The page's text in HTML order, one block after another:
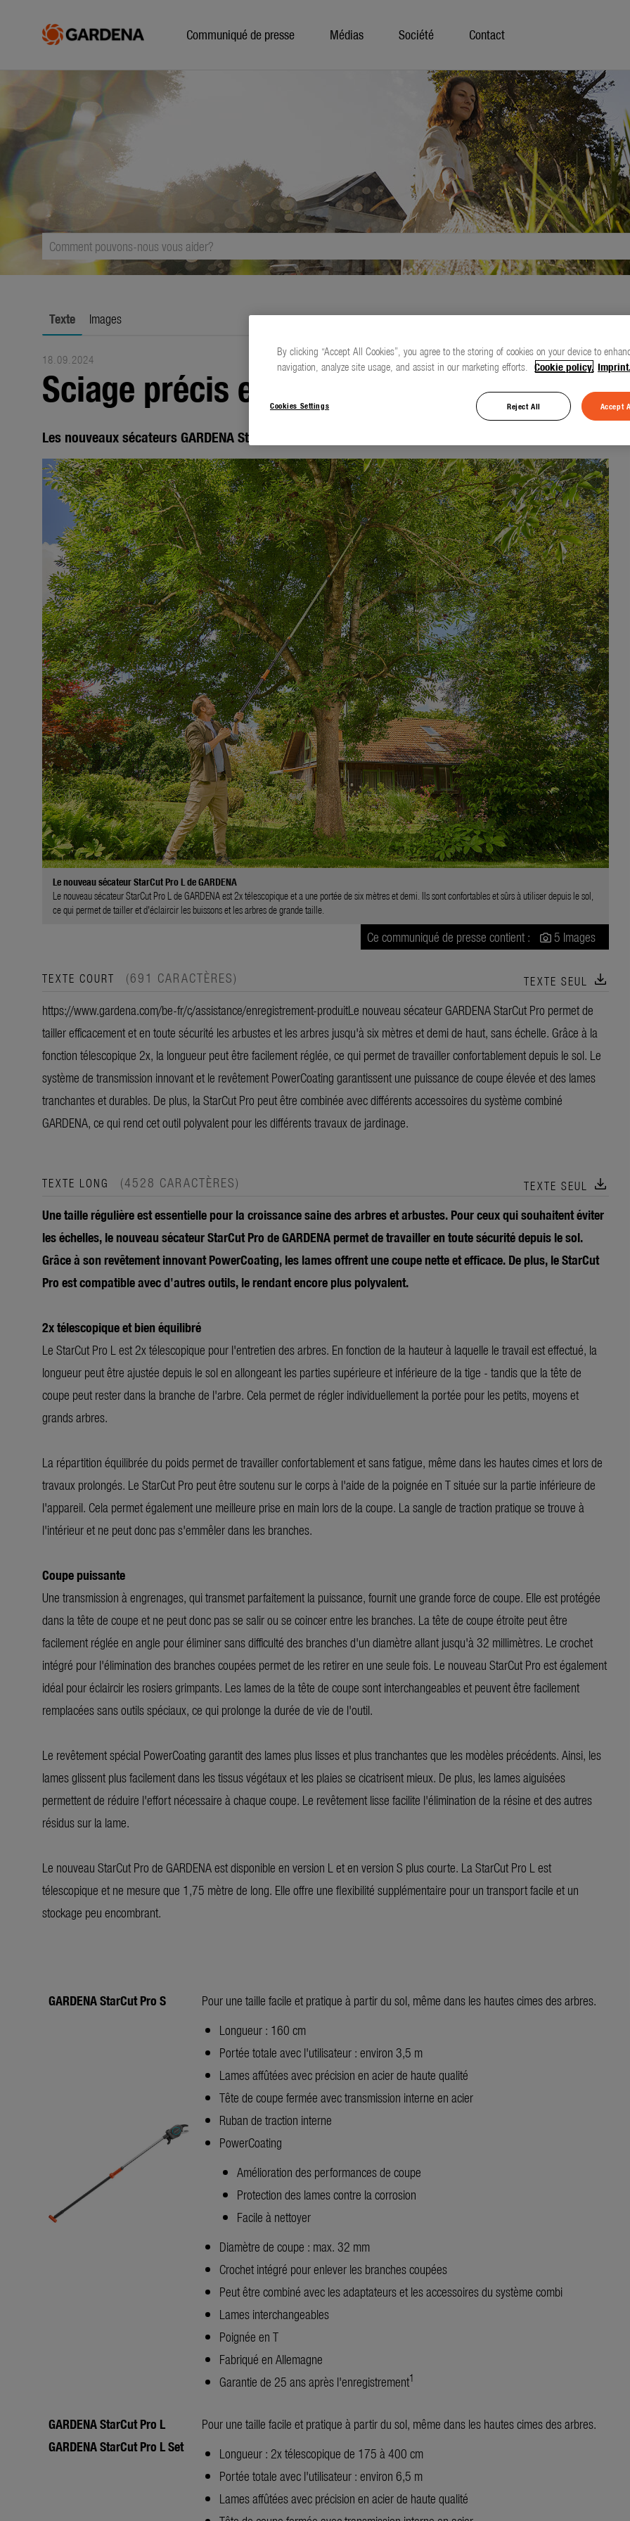
Communiqué de presse Médias Société Contact
Texte Images
18.09.2024
Sciage précis et sûr en hauteur
Les nouveaux sécateurs GARDENA StarCut Pro S et StarCut Pro
Le nouveau sécateur StarCut Pro L de GARDENA
Le nouveau sécateur StarCut Pro L de GARDENA est 2x télescopique et a une portée de six mètres et demi. Ils sont confortables et sûrs à utiliser depuis le sol,
ce qui permet de tailler et d'éclaircir les buissons et les arbres de grande taille.
Ce communiqué de presse contient : 5 Images
TEXTE COURT (691 CARACTÈRES) TEXTE SEUL download
https://www.gardena.com/be-fr/c/assistance/enregistrement-produitLe nouveau sécateur GARDENA StarCut Pro permet de
tailler efficacement et en toute sécurité les arbustes et les arbres jusqu'à six mètres et demi de haut, sans échelle. Grâce à la
fonction télescopique 2x, la longueur peut être facilement réglée, ce qui permet de travailler confortablement depuis le sol. Le
système de transmission innovant et le revêtement PowerCoating garantissent une puissance de coupe élevée et des lames
tranchantes et durables. De plus, la StarCut Pro peut être combinée avec différents accessoires du système combiné
GARDENA, ce qui rend cet outil polyvalent pour les différents travaux de jardinage.
TEXTE LONG (4528 CARACTÈRES) TEXTE SEUL download
Une taille régulière est essentielle pour la croissance saine des arbres et arbustes. Pour ceux qui souhaitent éviter
les échelles, le nouveau sécateur StarCut Pro de GARDENA permet de travailler en toute sécurité depuis le sol.
Grâce à son revêtement innovant PowerCoating, les lames offrent une coupe nette et efficace. De plus, le StarCut
Pro est compatible avec d'autres outils, le rendant encore plus polyvalent.
2x télescopique et bien équilibré
Le StarCut Pro L est 2x télescopique pour l'entretien des arbres. En fonction de la hauteur à laquelle le travail est effectué, la
longueur peut être ajustée depuis le sol en allongeant les parties supérieure et inférieure de la tige - tandis que la tête de
coupe peut rester dans la branche de l'arbre. Cela permet de régler individuellement la portée pour les petits, moyens et
grands arbres.
La répartition équilibrée du poids permet de travailler confortablement et sans fatigue, même dans les hautes cimes et lors de
travaux prolongés. Le StarCut Pro peut être soutenu sur le corps à l'aide de la poignée en T située sur la partie inférieure de
l'appareil. Cela permet également une meilleure prise en main lors de la coupe. La sangle de traction pratique se trouve à
l'intérieur et ne peut donc pas s'emmêler dans les branches.
Coupe puissante
Une transmission à engrenages, qui transmet parfaitement la puissance, fournit une grande force de coupe. Elle est protégée
dans la tête de coupe et ne peut donc pas se salir ou se coincer entre les branches. La tête de coupe étroite peut être
facilement réglée en angle pour éliminer sans difficulté des branches d'un diamètre allant jusqu'à 32 millimètres. Le crochet
intégré pour l'élimination des branches coupées permet de les retirer en une seule fois. Le nouveau StarCut Pro est également
idéal pour éclaircir les rosiers grimpants. Les lames de la tête de coupe sont interchangeables et peuvent être facilement
remplacées sans outils spéciaux, ce qui prolonge la durée de vie de l'outil.
Le revêtement spécial PowerCoating garantit des lames plus lisses et plus tranchantes que les modèles précédents. Ainsi, les
lames glissent plus facilement dans les tissus végétaux et les plaies se cicatrisent mieux. De plus, les lames aiguisées
permettent de réduire l'effort nécessaire à chaque coupe. Le revêtement lisse facilite l'élimination de la résine et des autres
résidus sur la lame.
Le nouveau StarCut Pro de GARDENA est disponible en version L et en version S plus courte. La StarCut Pro L est
télescopique et ne mesure que 1,75 mètre de long. Elle offre une flexibilité supplémentaire pour un transport facile et un
stockage peu encombrant.
GARDENA StarCut Pro S
Pour une taille facile et pratique à partir du sol, même dans les hautes cimes des arbres.
Longueur : 160 cm
Portée totale avec l'utilisateur : environ 3,5 m
Lames affûtées avec précision en acier de haute qualité
Tête de coupe fermée avec transmission interne en acier
Ruban de traction interne
PowerCoating
Amélioration des performances de coupe
Protection des lames contre la corrosion
Facile à nettoyer
Diamètre de coupe : max. 32 mm
Crochet intégré pour enlever les branches coupées
Peut être combiné avec les adaptateurs et les accessoires du système combi
Lames interchangeables
Poignée en T
Fabriqué en Allemagne
Garantie de 25 ans après l'enregistrement1
GARDENA StarCut Pro L
GARDENA StarCut Pro LSet
Pour une taille facile et pratique à partir du sol, même dans les hautes cimes des arbres.
Longueur : 2x télescopique de 175 à 400 cm
Portée totale avec l'utilisateur : environ 6,5 m
Lames affûtées avec précision en acier de haute qualité
By clicking “Accept All Cookies”, you agree to the storing of cookies on your device to
navigation, analyze site usage, and assist in our marketing efforts. Cookie policy. Imprint.
Cookies Settings Reject All Accept